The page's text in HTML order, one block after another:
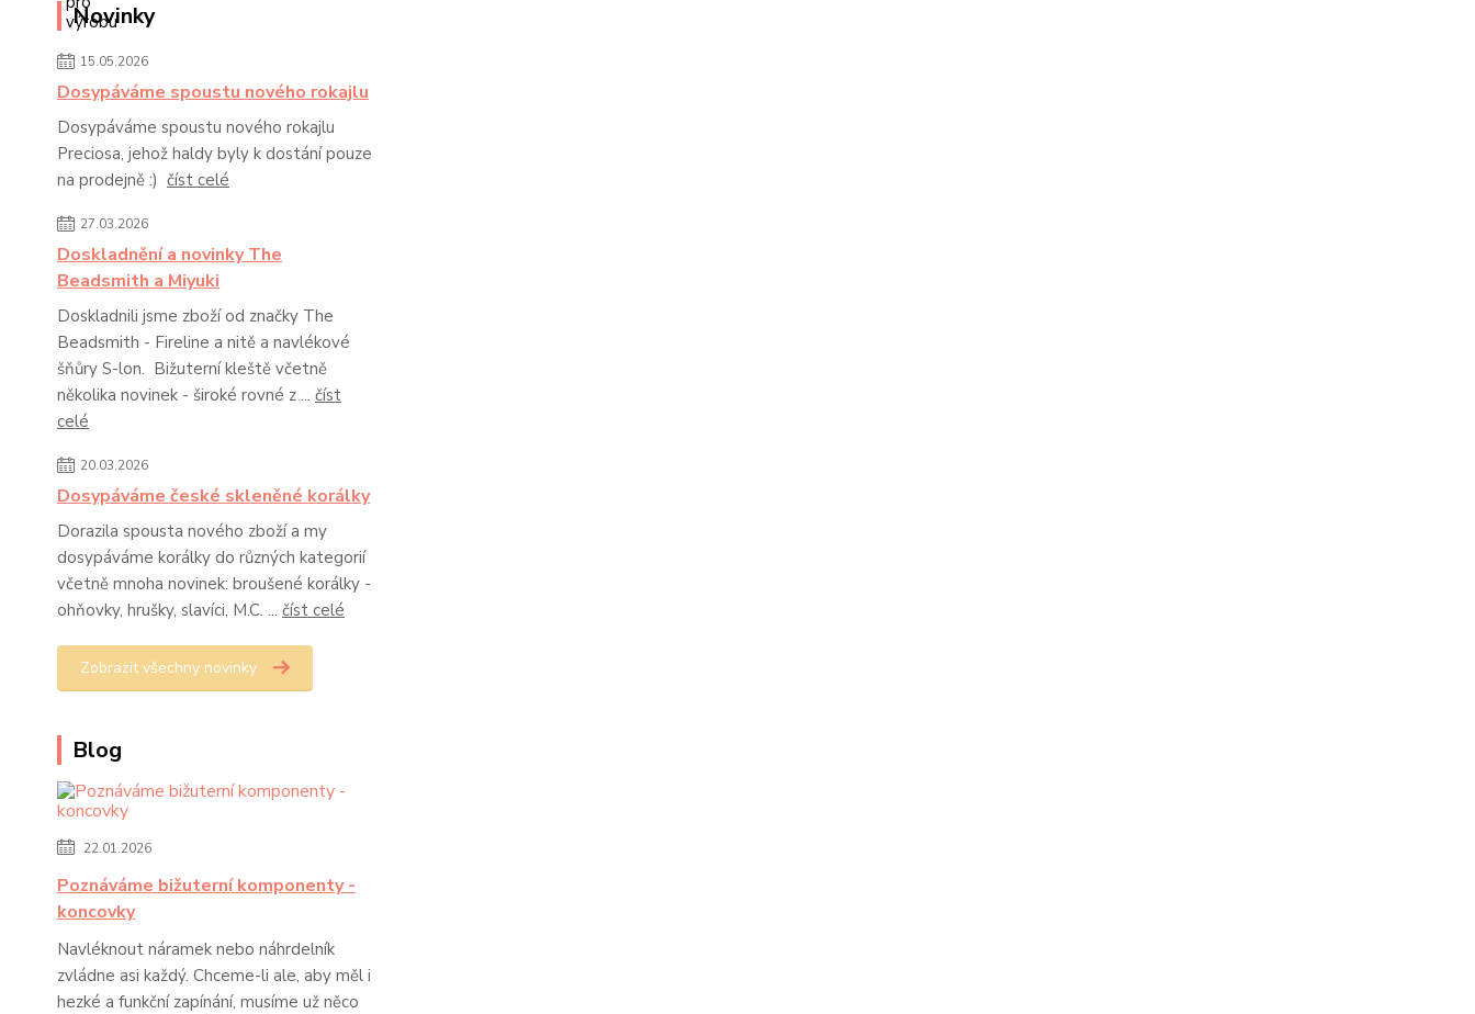
Novinky
15.05.2026
Dosypáváme spoustu nového rokajlu
Dosypáváme spoustu nového rokajlu
Preciosa, jehož haldy byly k dostání pouze
na prodejně :) číst celé
27.03.2026
Doskladnění a novinky The
Beadsmith a Miyuki
Doskladnili jsme zboží od značky The
Beadsmith - Fireline a nitě a navlékové
šňůry S-lon. Bižuterní kleště včetně
několika novinek - široké rovné z ... číst
celé
20.03.2026
Dosypáváme české skleněné korálky
Dorazila spousta nového zboží a my
dosypáváme korálky do různých kategorií
včetně mnoha novinek: broušené korálky -
ohňovky, hrušky, slavíci, M.C. ... číst celé
Zobrazit všechny novinky
Blog
22.01.2026
Poznáváme bižuterní komponenty -
koncovky
Navléknout náramek nebo náhrdelník
zvládne asi každý. Chceme-li ale, aby měl i
hezké a funkční zapínání, musíme už něco